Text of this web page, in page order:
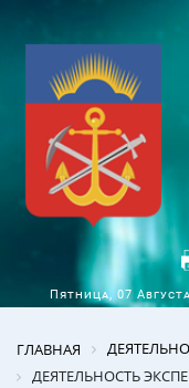
Пятница, 07
ГЛАВНАЯ
ДЕЯТЕЛЬНОСТЬ